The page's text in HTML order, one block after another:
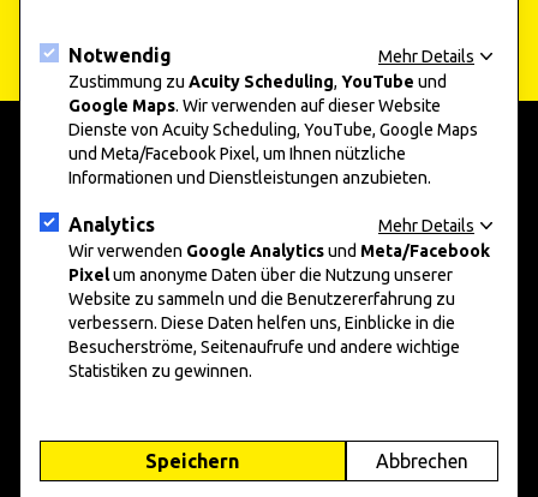
add art 2025
Unternehmen und Kunst 2025
Nachwuchskunst 2025
Informationen
Datenschutz
Impressum
Social Media
Instagram
© add art 2026
Notwendig
Mehr Details
Zustimmung zu Acuity Scheduling, YouTube und
Google Maps. Wir verwenden auf dieser Website
Dienste von Acuity Scheduling, YouTube, Google Maps
und Meta/Facebook Pixel, um Ihnen nützliche
Informationen und Dienstleistungen anzubieten.
Analytics
Mehr Details
Wir verwenden Google Analyticsund Meta/Facebook
Pixelum anonyme Daten über die Nutzung unserer
Website zu sammeln und die Benutzererfahrung zu
verbessern. Diese Daten helfen uns, Einblicke in die
Besucherströme, Seitenaufrufe und andere wichtige
Statistiken zu gewinnen.
Speichern Abbrechen